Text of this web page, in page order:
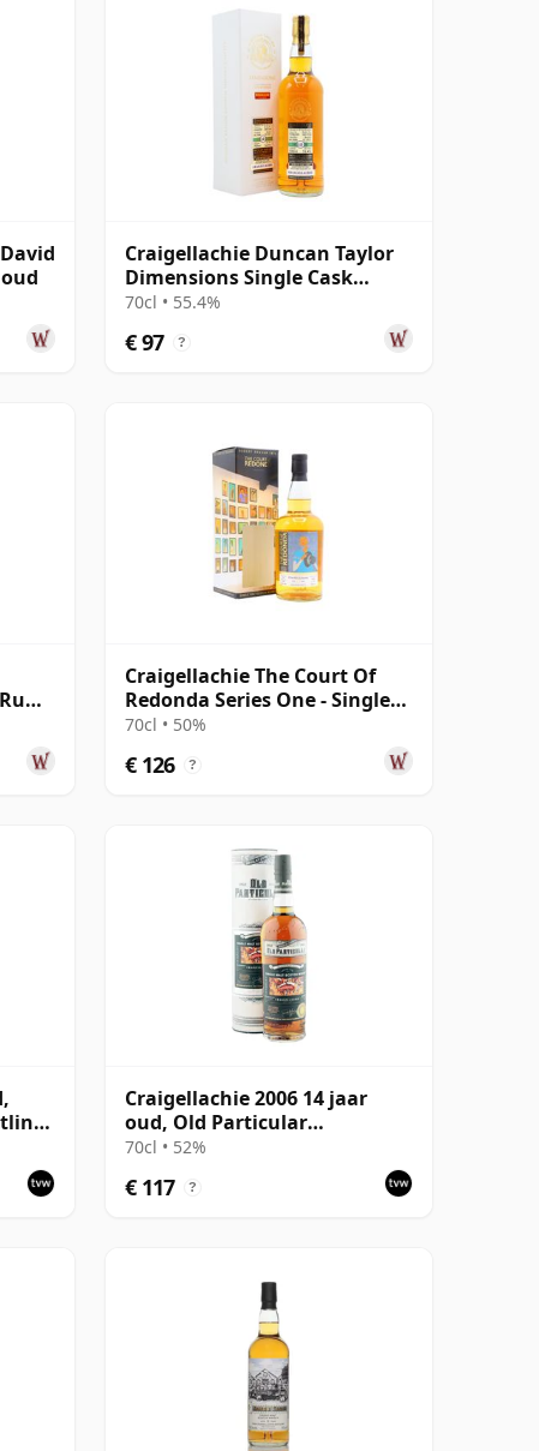
Craigellachie Duncan Taylor
Dimensions Single Cask
#75900399 2008 12 jaar oud
70cl • 55.4%
€ 97 ?
oud
Craigellachie The Court Of
Redonda Series One - Single
Malt 2011 12 jaar oud
70cl • 50%
€ 126 ?
Craigellachie 2006 14 jaar
oud, Old Particular
Spiritualist Series - Intensity
70cl • 52%
€ 117 ?